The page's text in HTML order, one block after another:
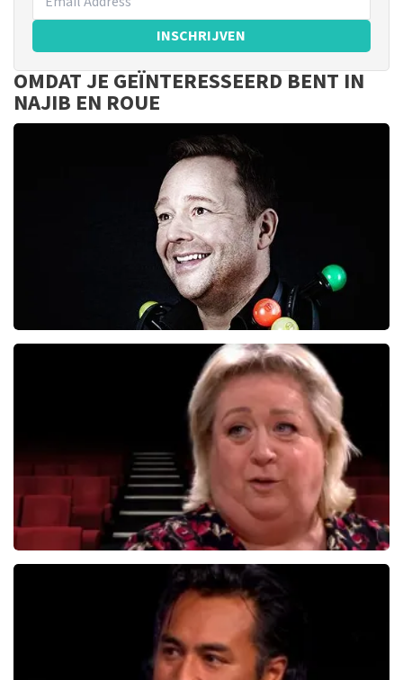
INSCHRIJVEN
OMDAT JE GEÏNTERESSEERD BENT IN
NAJIB EN ROUE
reviews
Christel De Laat
reviews